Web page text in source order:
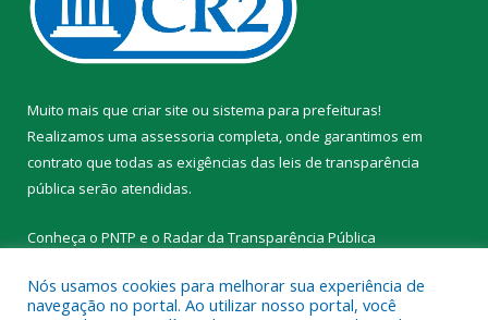
Muito mais que criar site ou sistema para prefeituras!
Realizamos uma assessoria completa, onde garantimos em
contrato que todas as exigências das leis de transparência
pública serão atendidas.
Conheça o PNTP e o Radar da Transparência Pública
Nós usamos cookies para melhorar sua experiência de
navegação no portal. Ao utilizar nosso portal, você